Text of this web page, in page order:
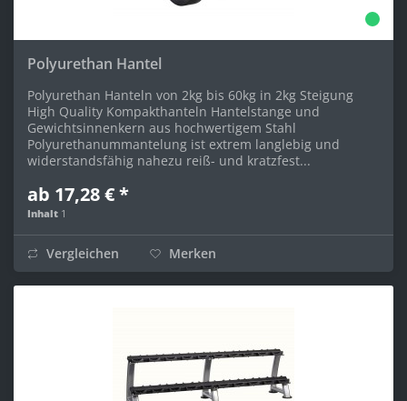
Polyurethan Hantel
Polyurethan Hanteln von 2kg bis 60kg in 2kg Steigung
High Quality Kompakthanteln Hantelstange und
Gewichtsinnenkern aus hochwertigem Stahl
Polyurethanummantelung ist extrem langlebig und
widerstandsfähig nahezu reiß- und kratzfest...
ab 17,28 € *
Inhalt 1
Vergleichen Merken